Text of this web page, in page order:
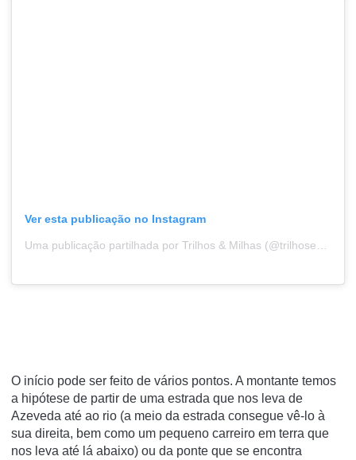
Ver esta publicação no Instagram
O início pode ser feito de vários pontos. A montante temos
a hipótese de partir de uma estrada que nos leva de
Azeveda até ao rio (a meio da estrada consegue vê-lo à
sua direita, bem como um pequeno carreiro em terra que
nos leva até lá abaixo) ou da ponte que se encontra